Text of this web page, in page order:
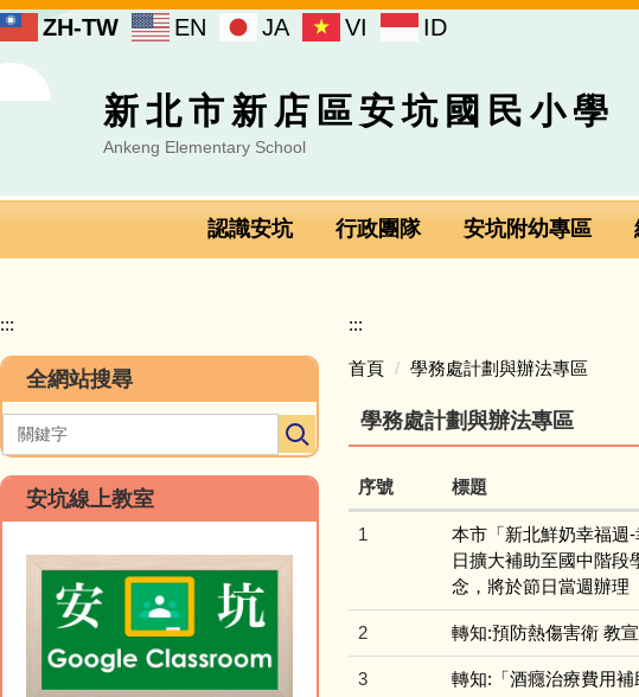
跳
到
主
ZH-TW EN JA VI ID
新北市新店區安坑國民小學
Ankeng Elementary School
認識安坑 行政團隊 安坑附幼專區
:::
全網站搜尋
安坑線上教室
:::
首頁 學務處計劃與辦法專區
學務處計劃與辦法專區
序號 標題
1
本市「新北鮮奶幸福週
日擴大補助至國中階段
念，將於節日當週辦理
2 轉知:預防熱傷害衛 教
3 轉知:「酒癮治療費用補